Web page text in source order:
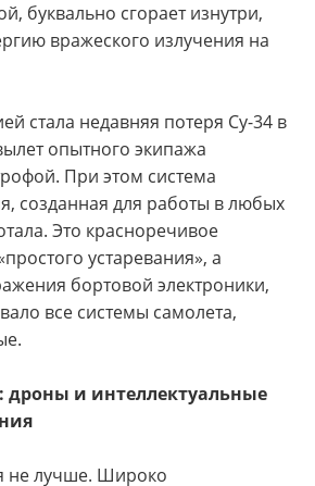
буквально сгорает изнутри,
вражеского излучения на
стала недавняя потеря Су-34 в
опытного экипажа
При этом система
созданная для работы в любых
Это красноречивое
устаревания», а
бортовой электроники,
все системы самолета,
дроны и интеллектуальные
не лучше. Широко